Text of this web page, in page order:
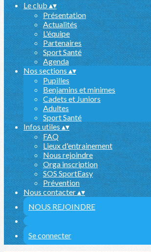
Le club▴▾
Présentation
Actualités
L'équipe
Partenaires
Sport Santé
Agenda
Nos sections ▴▾
Pupilles
Benjamins et minimes
Cadets et Juniors
Adultes
Sport Santé
Infos utiles▴▾
FAQ
Lieux d'entrainement
Nous rejoindre
Orga inscription
SOS SportEasy
Prévention
Nous contacter▴▾
NOUS REJOINDRE
Se connecter